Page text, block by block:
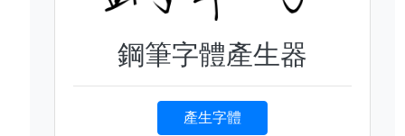
鋼筆字體產生器
產生字體